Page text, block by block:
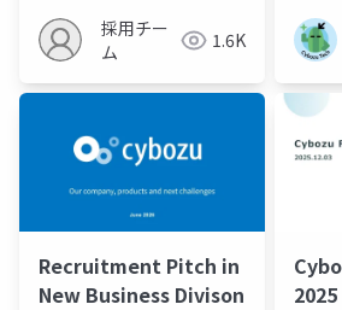
採用チー
ム
1.6K
Recruitment Pitch in
New Business Divison
2025